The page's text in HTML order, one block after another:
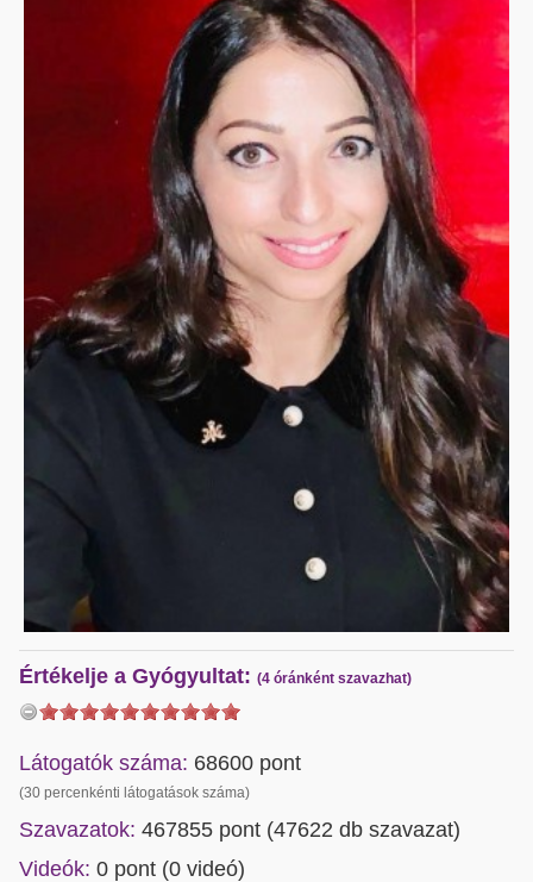
Értékelje a Gyógyultat: (4 óránként szavazhat)
Látogatók száma: 68600 pont
(30 percenkénti látogatások száma)
Szavazatok: 467855 pont (47622 db szavazat)
Videók: 0 pont (0 videó)